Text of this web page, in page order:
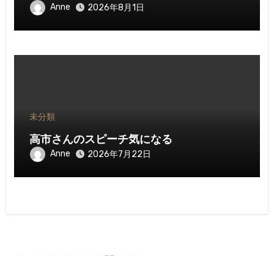
Anne 2026年8月1日
未分類
高市さんのスピーチ気になる
Anne 2026年7月22日